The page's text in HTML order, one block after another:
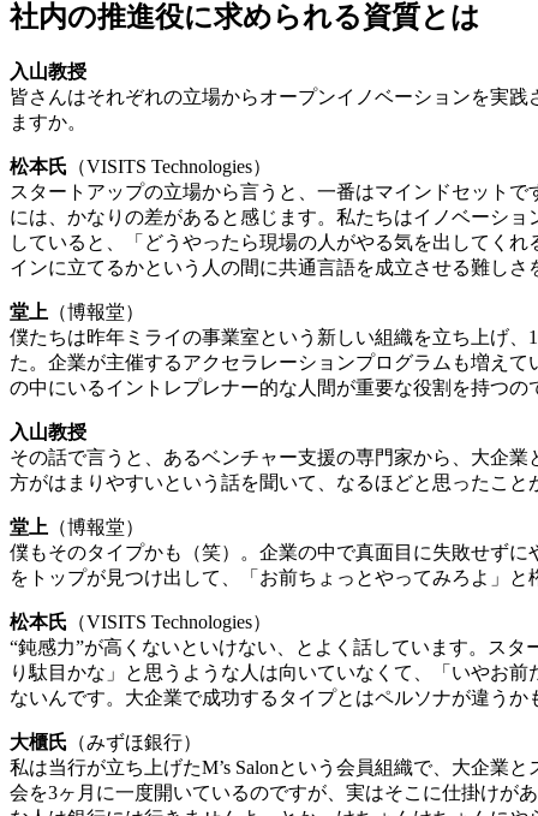
社内の推進役に求められる資質とは
入山教授
皆さんはそれぞれの立場からオープンイノベーションを実
ますか。
松本氏 （VISITS Technologies）
スタートアップの立場から言うと、一番はマインドセット
には、かなりの差があると感じます。私たちはイノベーシ
していると、「どうやったら現場の人がやる気を出してく
インに立てるかという人の間に共通言語を成立させる難しさ
堂上 （博報堂）
僕たちは昨年ミライの事業室という新しい組織を立ち上げ
た。企業が主催するアクセラレーションプログラムも増え
の中にいるイントレプレナー的な人間が重要な役割を持つの
入山教授
その話で言うと、あるベンチャー支援の専門家から、大企
方がはまりやすいという話を聞いて、なるほどと思ったこと
堂上 （博報堂）
僕もそのタイプかも（笑）。企業の中で真面目に失敗せず
をトップが見つけ出して、「お前ちょっとやってみろよ」
松本氏 （VISITS Technologies）
“鈍感力”が高くないといけない、とよく話しています。ス
り駄目かな」と思うような人は向いていなくて、「いやお
ないんです。大企業で成功するタイプとはペルソナが違うか
大櫃氏 （みずほ銀行）
私は当行が立ち上げたM’s Salonという会員組織で、大企業
会を3ヶ月に一度開いているのですが、実はそこに仕掛けが